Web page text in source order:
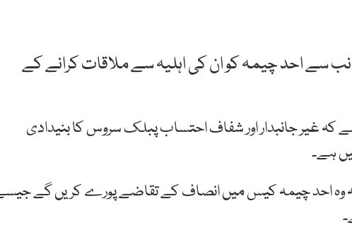
سے احد چیمہ کو ان کی اہلیہ سے ملاقات کرانے کے
کہ غیر جانبدار اور شفاف احتساب پبلک سروس کا بنیدادی
ہے۔
وہ احد چیمہ کیس میں انصاف کے تقاضے پورے کریں گے